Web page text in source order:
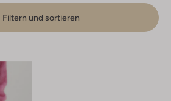
Filtern und sortieren